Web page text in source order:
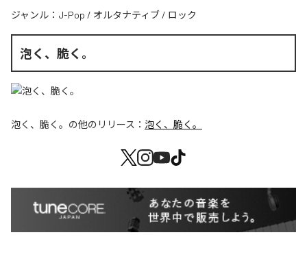
ジャンル： J-Pop / オルタナティブ / ロック
泡く、脆く。
泡く、脆く。 の他のリリース： 泡く、脆く。